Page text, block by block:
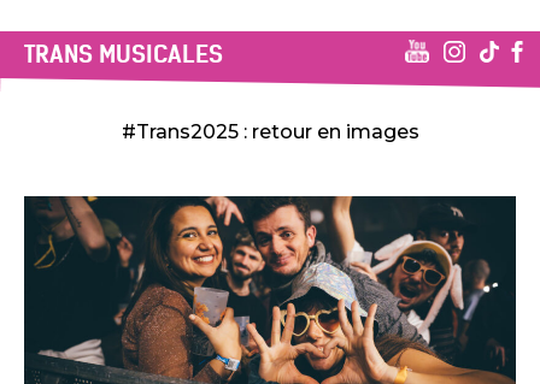
TRANS MUSICALES
#Trans2025 : retour en images